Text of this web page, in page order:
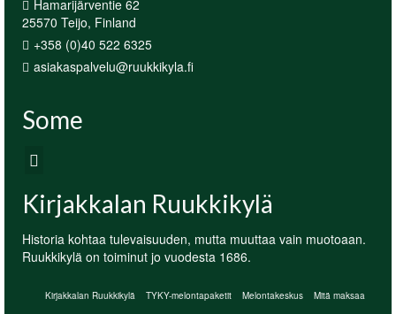
Hamarijärventie 62
25570 Teijo, Finland
+358 (0)40 522 6325
asiakaspalvelu@ruukkikyla.fi
Some
Kirjakkalan Ruukkikylä
Historia kohtaa tulevaisuuden, mutta muuttaa vain muotoaan.
Ruukkikylä on toiminut jo vuodesta 1686.
Kirjakkalan Ruukkikylä TYKY-melontapaketit Melontakeskus Mitä maksaa